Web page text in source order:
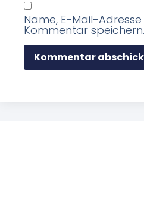
Name, E-Mail-
Kommentar speichern.